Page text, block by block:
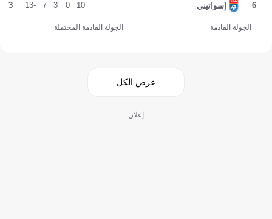
6 إسواتيني 10
0
3
7
-13
3
الجولة القادمة الجولة القادمة المحتملة
عرض الكل
إعلان